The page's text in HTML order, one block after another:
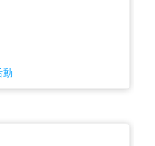
動